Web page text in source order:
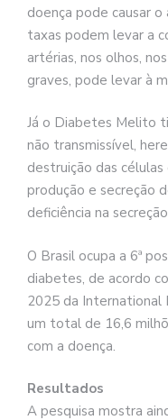
doença pode causar
taxas podem levar a
artérias, nos olhos,
graves, pode levar à
Já o Diabetes Melito
não transmissível,
destruição das
produção e secreção
deficiência na
O Brasil ocupa a 6ª
diabetes, de acordo
2025 da International
um total de 16,6
com a doença.
Resultados
A pesquisa mostra